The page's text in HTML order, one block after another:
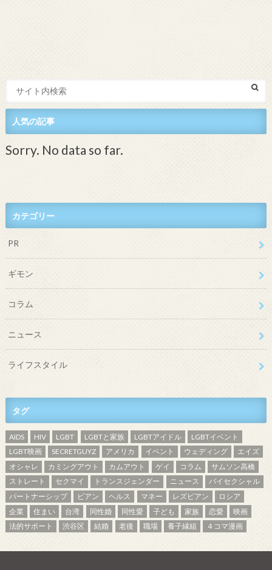
人気の記事
Sorry. No data so far.
カテゴリー
PR
ギモン
コラム
ニュース
ライフスタイル
タグ
AIDS HIV LGBT LGBTと家族 LGBTアイドル
LGBTイベント
LGBT映画
SECRETGUYZ アメリカ イベント ウェディング
エイズ
オシャレ
カミングアウト カムアウト ゲイ コラム
サムソン高橋
ストレート
セクマイ トランスジェンダー ニュース
バイセクシャル
パートナーシップ
ビアン ヘルス マネー レズビアン
ロシア
企業
住まい 台湾 同性婚 同性愛 子ども 家族 恋愛
映画
法的サポート
渋谷区 結婚 老後 職場 養子縁組 ４コマ漫画